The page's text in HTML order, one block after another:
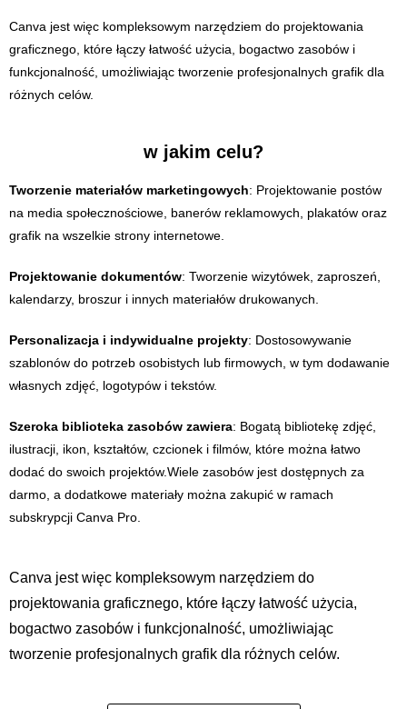
Canva jest więc kompleksowym narzędziem do projektowania
graficznego, które łączy łatwość użycia, bogactwo zasobów i
funkcjonalność, umożliwiając tworzenie profesjonalnych grafik dla
różnych celów.
w jakim celu?
Tworzenie materiałów marketingowych: Projektowanie postów
na media społecznościowe, banerów reklamowych, plakatów oraz
grafik na wszelkie strony internetowe.
Projektowanie dokumentów: Tworzenie wizytówek, zaproszeń,
kalendarzy, broszur i innych materiałów drukowanych.
Personalizacja i indywidualne projekty: Dostosowywanie
szablonów do potrzeb osobistych lub firmowych, w tym dodawanie
własnych zdjęć, logotypów i tekstów.
Szeroka biblioteka zasobów zawiera: Bogatą bibliotekę zdjęć,
ilustracji, ikon, kształtów, czcionek i filmów, które można łatwo
dodać do swoich projektów.Wiele zasobów jest dostępnych za
darmo, a dodatkowe materiały można zakupić w ramach
subskrypcji Canva Pro.
Canva jest więc kompleksowym narzędziem do
projektowania graficznego, które łączy łatwość użycia,
bogactwo zasobów i funkcjonalność, umożliwiając
tworzenie profesjonalnych grafik dla różnych celów.